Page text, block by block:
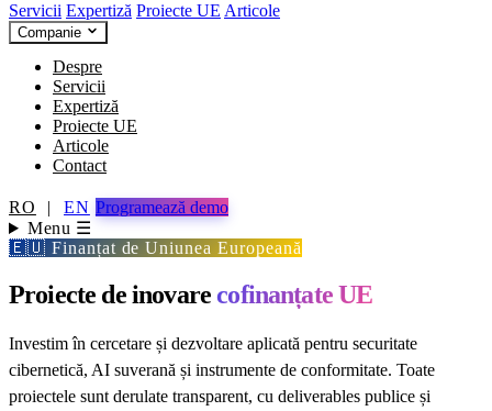
Servicii Expertiză Proiecte UE Articole
Companie
Despre
Servicii
Expertiză
Proiecte UE
Articole
Contact
RO | EN Programează demo
Menu ☰
🇪🇺 Finanțat de Uniunea Europeană
Proiecte de inovarecofinanțate UE
Investim în cercetare și dezvoltare aplicată pentru securitate
cibernetică, AI suverană și instrumente de conformitate. Toate
proiectele sunt derulate transparent, cu deliverables publice și